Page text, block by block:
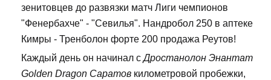
зенитовцев до развязки матч Лиги чемпионов
"Фенербахче" - "Севилья". Нандробол 250 в аптеке
Кимры - Тренболон форте 200 продажа Реутов!
Каждый день он начинал сДростанолон Энантат
Golden Dragon Саратов километровой пробежки,